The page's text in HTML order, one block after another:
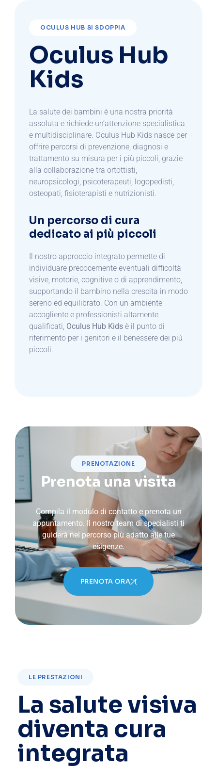
OCULUS HUB SI SDOPPIA
Oculus Hub
Kids
La salute dei bambini è una nostra priorità
assoluta e richiede un’attenzione specialistica
e multidisciplinare. Oculus Hub Kids nasce per
offrire percorsi di prevenzione, diagnosi e
trattamento su misura per i più piccoli, grazie
alla collaborazione tra ortottisti,
neuropsicologi, psicoterapeuti, logopedisti,
osteopati, fisioterapisti e nutrizionisti.
Un percorso di cura
dedicato ai più piccoli
Il nostro approccio integrato permette di
individuare precocemente eventuali difficoltà
visive, motorie, cognitive o di apprendimento,
supportando il bambino nella crescita in modo
sereno ed equilibrato. Con un ambiente
accogliente e professionisti altamente
qualificati, Oculus Hub Kids è il punto di
riferimento per i genitori e il benessere dei più
piccoli.
PRENOTAZIONE
Prenota una visita
Compila il modulo di contatto e prenota un
appuntamento. Il nostro team di specialisti ti
guiderà nel percorso più adatto alle tue
esigenze.
PRENOTA ORA
LE PRESTAZIONI
La salute visiva
diventa cura
integrata